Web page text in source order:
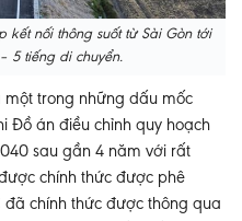
kết nối thông suốt từ Sài Gòn tới
5 tiếng di chuyển.
trong những dấu mốc
Đồ án điều chỉnh quy hoạch
sau gần 4 năm với rất
chính thức được phê
đã chính thức được thông qua